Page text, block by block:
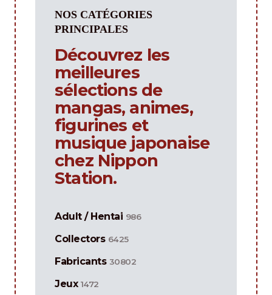
NOS CATÉGORIES
PRINCIPALES
Découvrez les
meilleures
sélections de
mangas, animes,
figurines et
musique japonaise
chez Nippon
Station.
Adult / Hentai 986
Collectors 6425
Fabricants 30802
Jeux 1472